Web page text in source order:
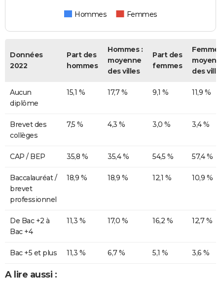
Hommes Femmes
Données
2022
Part des
hommes
Hommes :
moyenne
des villes
Part des
femmes
des
Aucun
diplôme
15,1 % 17,7 % 9,1 % 11,9 %
Brevet des
collèges
7,5 % 4,3 % 3,0 % 3,4 %
CAP / BEP 35,8 % 35,4 % 54,5 % 57,4 %
Baccalauréat /
brevet
professionnel
18,9 % 18,9 % 12,1 % 10,9 %
De Bac +2 à
Bac +4
11,3 % 17,0 % 16,2 % 12,7 %
Bac +5 et plus 11,3 % 6,7 % 5,1 % 3,6 %
A lire aussi :